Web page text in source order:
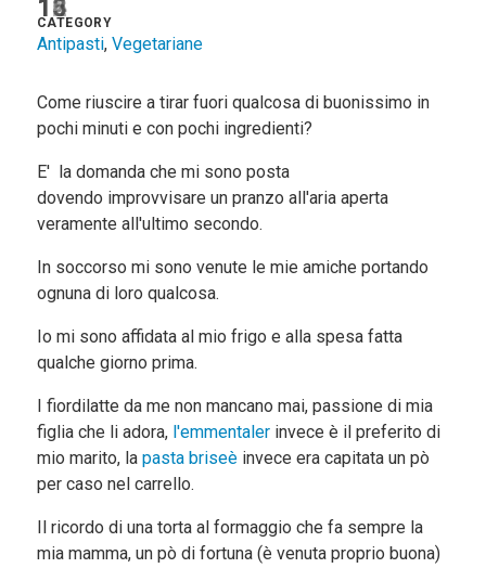
12
13
14
15
16
CATEGORY
Antipasti, Vegetariane
Come riuscire a tirar fuori qualcosa di buonissimo in
pochi minuti e con pochi ingredienti?
E' la domanda che mi sono posta
dovendo improvvisare un pranzo all'aria aperta
veramente all'ultimo secondo.
In soccorso mi sono venute le mie amiche portando
ognuna di loro qualcosa.
Io mi sono affidata al mio frigo e alla spesa fatta
qualche giorno prima.
I fiordilatte da me non mancano mai, passione di mia
figlia che li adora, l'emmentalerinvece è il preferito di
mio marito, la pasta briseèinvece era capitata un pò
per caso nel carrello.
Il ricordo di una torta al formaggio che fa sempre la
mia mamma, un pò di fortuna (è venuta proprio buona)